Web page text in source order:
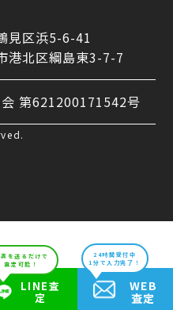
見区浜5-6-41
港北区綱島東3-7-7
第621200171542号
真を送るだけで
査定可能！
LINE査
定
24時間受付中
1分で入力完了！
WEB
査定